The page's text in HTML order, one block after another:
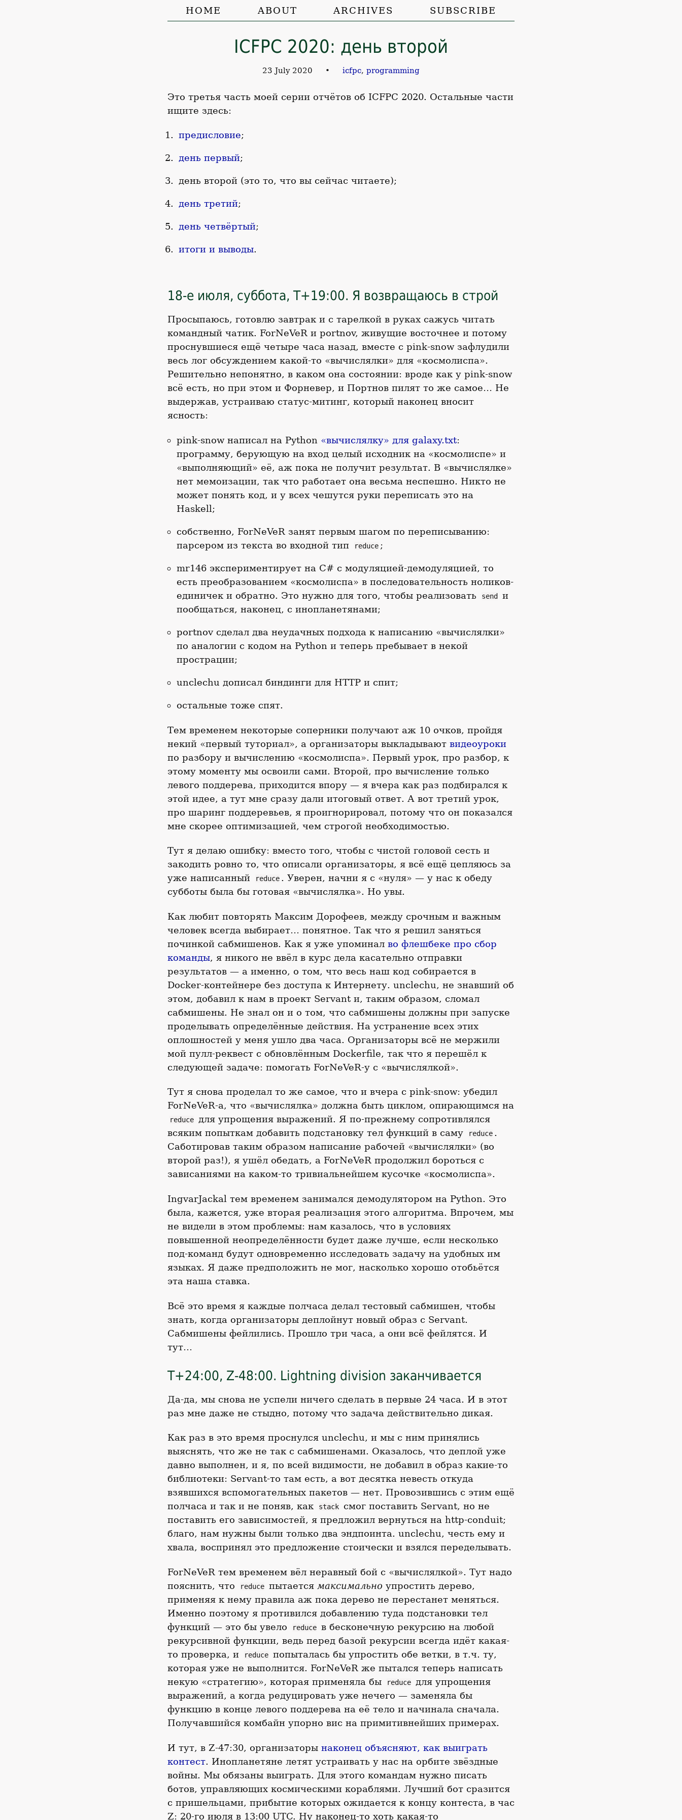
HOME ABOUT ARCHIVES SUBSCRIBE
ICFPC 2020: день второй
23 July 2020 • icfpc, programming
Это третья часть моей серии отчётов об ICFPC 2020. Остальные части
ищите здесь:
предисловие;
день первый;
день второй (это то, что вы сейчас читаете);
день третий;
день четвёртый;
итоги и выводы.
18-е июля, суббота, T+19:00. Я возвращаюсь в строй
Просыпаюсь, готовлю завтрак и с тарелкой в руках сажусь читать
командный чатик. ForNeVeR и portnov, живущие восточнее и потому
проснувшиеся ещё четыре часа назад, вместе с pink-snow зафлудили
весь лог обсуждением какой-то «вычислялки» для «космолиспа».
Решительно непонятно, в каком она состоянии: вроде как у pink-snow
всё есть, но при этом и Форневер, и Портнов пилят то же самое… Не
выдержав, устраиваю статус-митинг, который наконец вносит
ясность:
pink-snow написал на Python «вычислялку» для galaxy.txt:
программу, берующую на вход целый исходник на «космолиспе» и
«выполняющий» её, аж пока не получит результат. В «вычислялке»
нет мемоизации, так что работает она весьма неспешно. Никто не
может понять код, и у всех чешутся руки переписать это на
Haskell;
собственно, ForNeVeR занят первым шагом по переписыванию:
парсером из текста во входной тип
reduce ;
mr146 экспериментирует на C# с модуляцией-демодуляцией, то
есть преобразованием «космолиспа» в последовательность ноликов-
единичек и обратно. Это нужно для того, чтобы реализовать
send
и
пообщаться, наконец, с инопланетянами;
portnov сделал два неудачных подхода к написанию «вычислялки»
по аналогии с кодом на Python и теперь пребывает в некой
прострации;
unclechu дописал биндинги для HTTP и спит;
остальные тоже спят.
Тем временем некоторые соперники получают аж 10 очков, пройдя
некий «первый туториал», а организаторы выкладывают видеоуроки
по разбору и вычислению «космолиспа». Первый урок, про разбор, к
этому моменту мы освоили сами. Второй, про вычисление только
левого поддерева, приходится впору — я вчера как раз подбирался к
этой идее, а тут мне сразу дали итоговый ответ. А вот третий урок,
про шаринг поддеревьев, я проигнорировал, потому что он показался
мне скорее оптимизацией, чем строгой необходимостью.
Тут я делаю ошибку: вместо того, чтобы с чистой головой сесть и
закодить ровно то, что описали организаторы, я всё ещё цепляюсь за
уже написанный
reduce . Уверен, начни я с «нуля» — у нас к обеду
субботы была бы готовая «вычислялка». Но увы.
Как любит повторять Максим Дорофеев, между срочным и важным
человек всегда выбирает… понятное. Так что я решил заняться
починкой сабмишенов. Как я уже упоминал во флешбеке про сбор
команды, я никого не ввёл в курс дела касательно отправки
результатов — а именно, о том, что весь наш код собирается в
Docker-контейнере без доступа к Интернету. unclechu, не знавший об
этом, добавил к нам в проект Servant и, таким образом, сломал
сабмишены. Не знал он и о том, что сабмишены должны при запуске
проделывать определённые действия. На устранение всех этих
оплошностей у меня ушло два часа. Организаторы всё не мержили
мой пулл-реквест с обновлённым Dockerfile, так что я перешёл к
следующей задаче: помогать ForNeVeR-у с «вычислялкой».
Тут я снова проделал то же самое, что и вчера с pink-snow: убедил
ForNeVeR-а, что «вычислялка» должна быть циклом, опирающимся на
reduce для упрощения выражений. Я по-прежнему сопротивлялся
всяким попыткам добавить подстановку тел функций в саму
reduce .
Саботировав таким образом написание рабочей «вычислялки» (во
второй раз!), я ушёл обедать, а ForNeVeR продолжил бороться с
зависаниями на каком-то тривиальнейшем кусочке «космолиспа».
IngvarJackal тем временем занимался демодулятором на Python. Это
была, кажется, уже вторая реализация этого алгоритма. Впрочем, мы
не видели в этом проблемы: нам казалось, что в условиях
повышенной неопределённости будет даже лучше, если несколько
под-команд будут одновременно исследовать задачу на удобных им
языках. Я даже предположить не мог, насколько хорошо отобьётся
эта наша ставка.
Всё это время я каждые полчаса делал тестовый сабмишен, чтобы
знать, когда организаторы деплойнут новый образ с Servant.
Сабмишены фейлились. Прошло три часа, а они всё фейлятся. И
тут…
T+24:00, Z-48:00. Lightning division заканчивается
Да-да, мы снова не успели ничего сделать в первые 24 часа. И в этот
раз мне даже не стыдно, потому что задача действительно дикая.
Как раз в это время проснулся unclechu, и мы с ним принялись
выяснять, что же не так с сабмишенами. Оказалось, что деплой уже
давно выполнен, и я, по всей видимости, не добавил в образ какие-то
библиотеки: Servant-то там есть, а вот десятка невесть откуда
взявшихся вспомогательных пакетов — нет. Провозившись с этим ещё
полчаса и так и не поняв, как
stack
смог поставить Servant, но не
поставить его зависимостей, я предложил вернуться на http-conduit;
благо, нам нужны были только два эндпоинта. unclechu, честь ему и
хвала, воспринял это предложение стоически и взялся переделывать.
ForNeVeR тем временем вёл неравный бой с «вычислялкой». Тут надо
пояснить, что
reduce пытается максимально упростить дерево,
применяя к нему правила аж пока дерево не перестанет меняться.
Именно поэтому я противился добавлению туда подстановки тел
функций — это бы увело
reduce в бесконечную рекурсию на любой
рекурсивной функции, ведь перед базой рекурсии всегда идёт какая-
то проверка, и
reduce попыталась бы упростить обе ветки, в т.ч. ту,
которая уже не выполнится. ForNeVeR же пытался теперь написать
некую «стратегию», которая применяла бы
reduce
для упрощения
выражений, а когда редуцировать уже нечего — заменяла бы
функцию в конце левого поддерева на её тело и начинала сначала.
Получавшийся комбайн упорно вис на примитивнейших примерах.
И тут, в Z-47:30, организаторы наконец объясняют, как выиграть
контест. Инопланетяне летят устраивать у нас на орбите звёздные
войны. Мы обязаны выиграть. Для этого командам нужно писать
ботов, управляющих космическими кораблями. Лучший бот сразится
с пришельцами, прибытие которых ожидается к концу контеста, в час
Z: 20-го июля в 13:00 UTC. Ну наконец-то хоть какая-то